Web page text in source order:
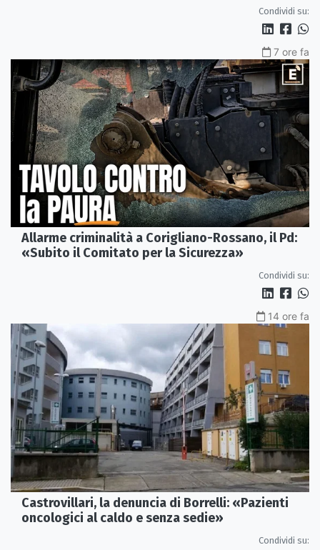
Condividi su:
7 ore fa
Allarme criminalità a Corigliano-Rossano, il Pd:
«Subito il Comitato per la Sicurezza»
Condividi su:
14 ore fa
Castrovillari, la denuncia di Borrelli: «Pazienti
oncologici al caldo e senza sedie»
Condividi su: